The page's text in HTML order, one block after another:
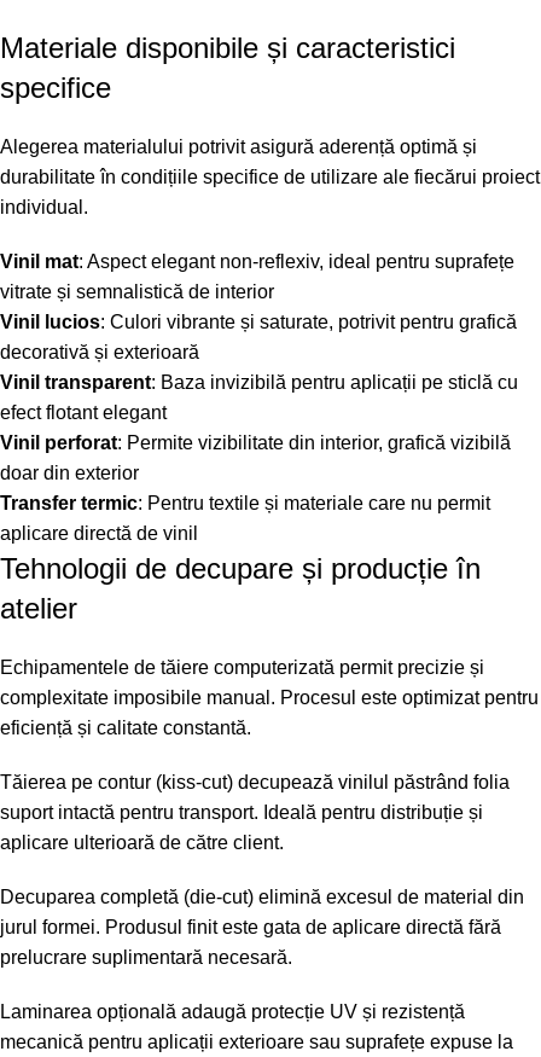
Materiale disponibile și caracteristici
specifice
Alegerea materialului potrivit asigură aderență optimă și
durabilitate în condițiile specifice de utilizare ale fiecărui proiect
individual.
Vinil mat: Aspect elegant non-reflexiv, ideal pentru suprafețe
vitrate și semnalistică de interior
Vinil lucios: Culori vibrante și saturate, potrivit pentru grafică
decorativă și exterioară
Vinil transparent: Baza invizibilă pentru aplicații pe sticlă cu
efect flotant elegant
Vinil perforat: Permite vizibilitate din interior, grafică vizibilă
doar din exterior
Transfer termic: Pentru textile și materiale care nu permit
aplicare directă de vinil
Tehnologii de decupare și producție în
atelier
Echipamentele de tăiere computerizată permit precizie și
complexitate imposibile manual. Procesul este optimizat pentru
eficiență și calitate constantă.
Tăierea pe contur (kiss-cut) decupează vinilul păstrând folia
suport intactă pentru transport. Ideală pentru distribuție și
aplicare ulterioară de către client.
Decuparea completă (die-cut) elimină excesul de material din
jurul formei. Produsul finit este gata de aplicare directă fără
prelucrare suplimentară necesară.
Laminarea opțională adaugă protecție UV și rezistență
mecanică pentru aplicații exterioare sau suprafețe expuse la